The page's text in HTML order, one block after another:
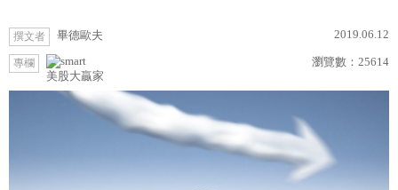
撰文者 畢德歐夫 2019.06.12
專欄
美股大贏家
瀏覽數： 25614